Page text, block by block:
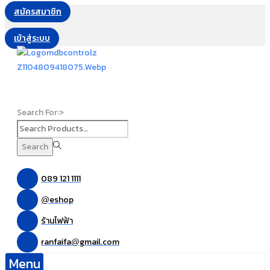
สมัครสมาชิก
เข้าสู่ระบบ
Search For:>
Search
089 121 1111
@eshop
ร้านไฟฟ้า
ranfaifa@gmail.com
Menu